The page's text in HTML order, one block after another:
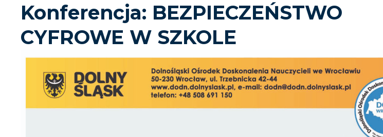
Konferencja: BEZPIECZEŃSTWO
CYFROWE W SZKOLE